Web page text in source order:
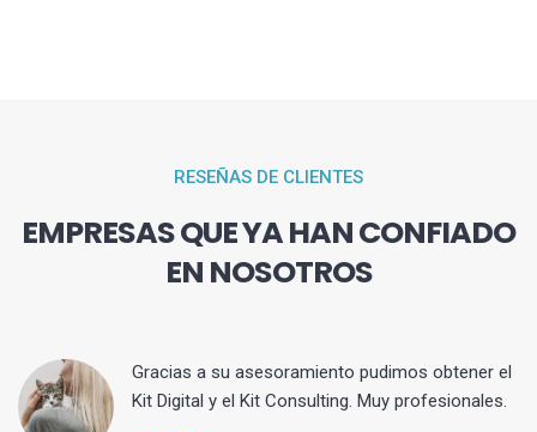
RESEÑAS DE CLIENTES
EMPRESAS QUE YA HAN CONFIADO
EN NOSOTROS
Gracias a su asesoramiento pudimos obtener el
Kit Digital y el Kit Consulting. Muy profesionales.